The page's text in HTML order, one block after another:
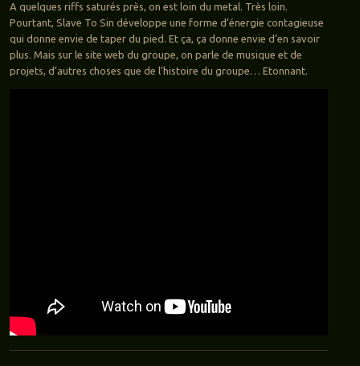
A quelques riffs saturés près, on est loin du metal. Très loin.
Pourtant, Slave To Sin développe une forme d’énergie contagieuse
qui donne envie de taper du pied. Et ça, ça donne envie d’en savoir
plus. Mais sur le site web du groupe, on parle de musique et de
projets, d’autres choses que de l’histoire du groupe… Etonnant.